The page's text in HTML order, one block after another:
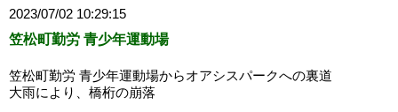
2023/07/02 10:29:15
笠松町勤労 青少年運動場
笠松町勤労 青少年運動場からオアシスパークへの裏道
大雨により、橋桁の崩落